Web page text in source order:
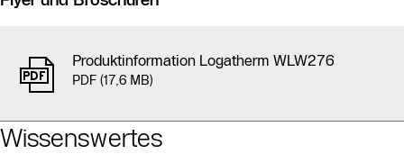
Produktinformation Logatherm WLW276
PDF (17,6 MB)
Wissenswertes